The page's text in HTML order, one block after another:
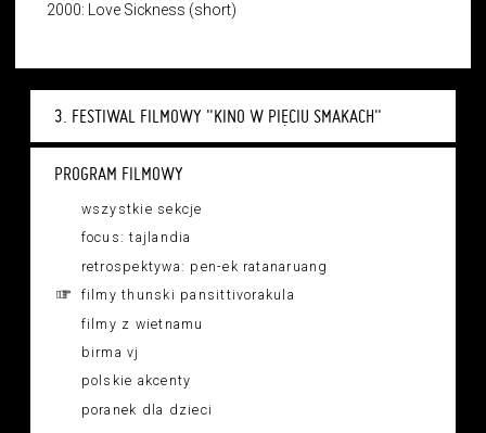
3. FESTIWAL FILMOWY "KINO W PIĘCIU SMAKACH"
PROGRAM FILMOWY
wszystkie sekcje
focus: tajlandia
retrospektywa: pen-ek ratanaruang
filmy thunski pansittivorakula
filmy z wietnamu
birma vj
polskie akcenty
poranek dla dzieci
2000: Love Sickness (short)